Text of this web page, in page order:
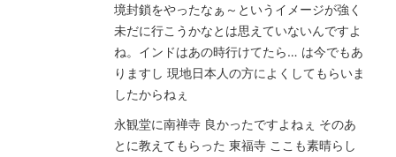
境封鎖をやったなぁ～というイメージが強く
未だに行こうかなとは思えていないんですよ
ね。インドはあの時行けてたら… は今でもあ
りますし 現地日本人の方によくしてもらいま
したからねぇ
永観堂に南禅寺 良かったですよねぇ そのあ
とに教えてもらった 東福寺 ここも素晴らし